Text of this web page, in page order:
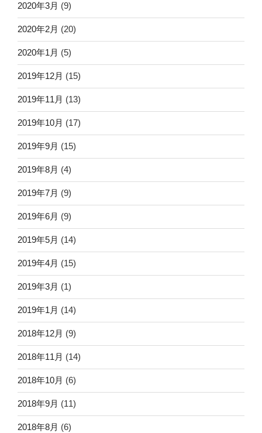
2020年3月 (9)
2020年2月 (20)
2020年1月 (5)
2019年12月 (15)
2019年11月 (13)
2019年10月 (17)
2019年9月 (15)
2019年8月 (4)
2019年7月 (9)
2019年6月 (9)
2019年5月 (14)
2019年4月 (15)
2019年3月 (1)
2019年1月 (14)
2018年12月 (9)
2018年11月 (14)
2018年10月 (6)
2018年9月 (11)
2018年8月 (6)